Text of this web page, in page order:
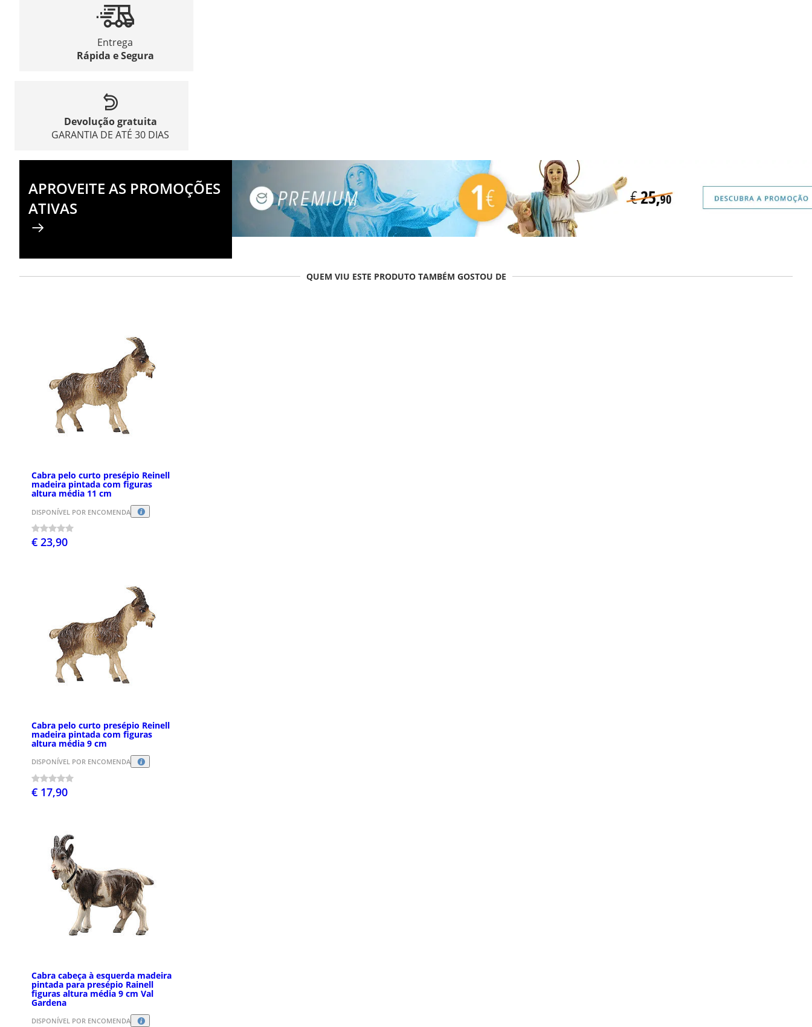
Entrega
Rápida e Segura
Devolução gratuita
GARANTIA DE ATÉ 30 DIAS
APROVEITE AS PROMOÇÕES
ATIVAS
QUEM VIU ESTE PRODUTO TAMBÉM GOSTOU DE
Cabra pelo curto presépio Reinell
madeira pintada com figuras
altura média 11 cm
DISPONÍVEL POR ENCOMENDA
€ 23,90
Cabra pelo curto presépio Reinell
madeira pintada com figuras
altura média 9 cm
DISPONÍVEL POR ENCOMENDA
€ 17,90
Cabra cabeça à esquerda madeira
pintada para presépio Rainell
figuras altura média 9 cm Val
Gardena
DISPONÍVEL POR ENCOMENDA